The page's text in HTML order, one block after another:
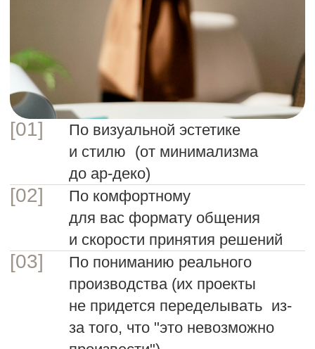
трансформации,
направляющих и петель
Всей фурнитуры,
установленной нашими
специалистами